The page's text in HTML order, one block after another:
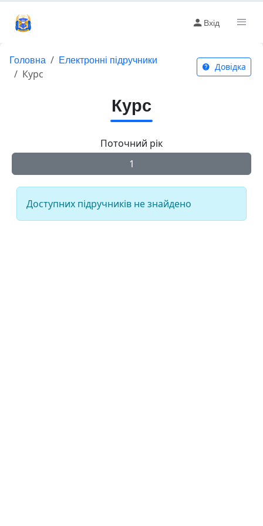
Вхід
Головна Електронні підручники
Курс
Довідка
Курс
Поточний рік
1
Доступних підручників не знайдено